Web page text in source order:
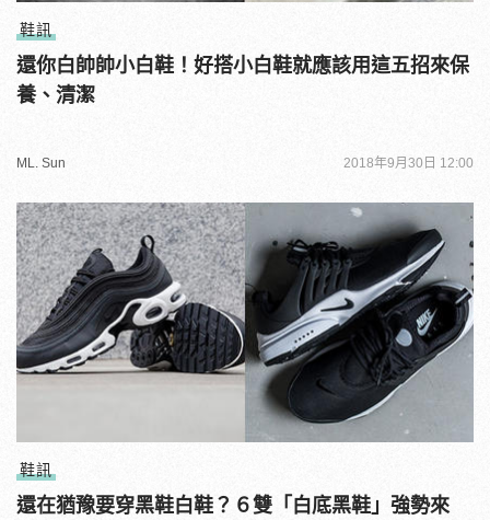
鞋訊
還你白帥帥小白鞋！好搭小白鞋就應該用這五招來保
養、清潔
ML. Sun 2018年9月30日 12:00
鞋訊
還在猶豫要穿黑鞋白鞋？６雙「白底黑鞋」強勢來